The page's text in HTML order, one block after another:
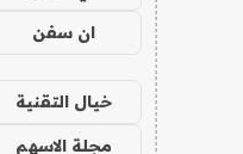
ان سفن
خيال التقنية
مجلة الاسهم